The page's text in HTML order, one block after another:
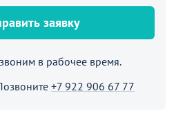
заявку
в рабочее время.
+7 922 906 67 77